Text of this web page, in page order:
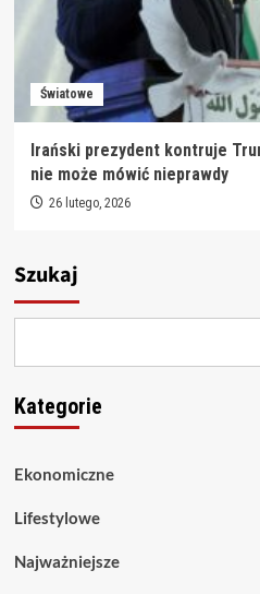
Światowe
Irański prezydent kontruje
nie może mówić nieprawdy
26 lutego, 2026
Szukaj
Kategorie
Ekonomiczne
Lifestylowe
Najważniejsze